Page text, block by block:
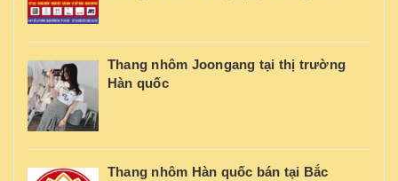
Thang nhôm Joongang tại thị trường
Hàn quốc
Thang nhôm Hàn quốc bán tại Bắc